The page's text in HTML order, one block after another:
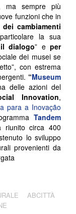
ma sempre più
funzioni che in
cambiamenti
la sua
dialogo” eper
dei musei se
con estrema
“Museum
delle azioni del
Innovation,
para a Inovação
Tandem
riunito circa 400
lo sviluppo
provenienti da
ABCITTÀ